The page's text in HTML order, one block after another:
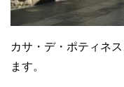
カサ・デ・ポティネ
ます。